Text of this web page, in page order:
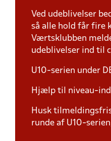
Ved udeblivelser
så alle hold får fire
Værtsklubben
udeblivelser ind til
U10-serien under
Hjælp til niveau-
Husk
runde af U10-